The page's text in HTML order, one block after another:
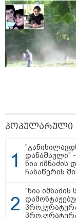
პოპულარული
დანაშაული"
ნია იმნაძის
ჩანაწერის
"ნია